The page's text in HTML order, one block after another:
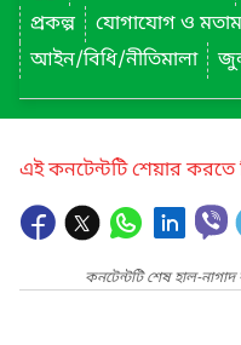
প্রকল্প
যোগাযোগ ও
আইন/বিধি/নীতিমালা
এই কনটেন্টটি শেয়ার
কনটেন্টটি শেষ হাল-